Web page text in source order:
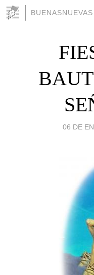
BUENASNUEVAS
06 DE